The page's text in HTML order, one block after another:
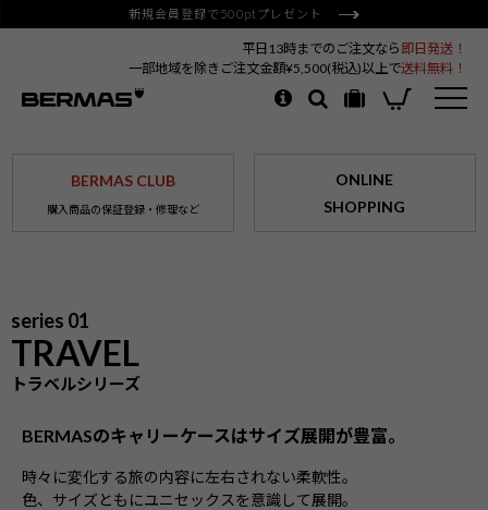
新規会員登録で500ptプレゼント
平日13時までのご注文なら 即日発送！
一部地域を除きご注文金額¥5,500(税込)以上で送料無料！
BERMAS CLUB
購入商品の保証登録・修理など
ONLINE
SHOPPING
series 01
TRAVEL
トラベルシリーズ
BERMASのキャリーケースはサイズ展開が豊富。
時々に変化する旅の内容に左右されない柔軟性。
色、サイズともにユニセックスを意識して展開。